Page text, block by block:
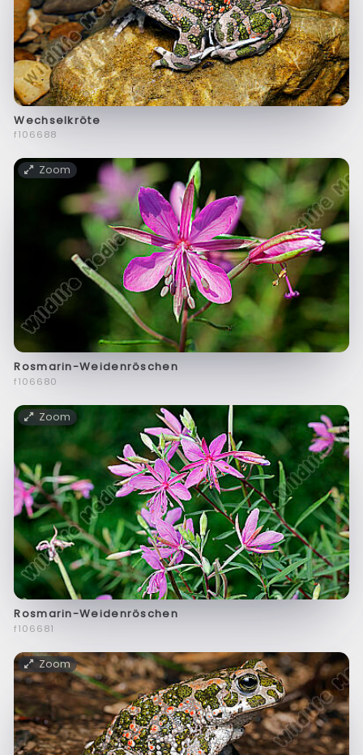
Wechselkröte
f106688
Zoom
Rosmarin-Weidenröschen
f106680
Zoom
Rosmarin-Weidenröschen
f106681
Zoom